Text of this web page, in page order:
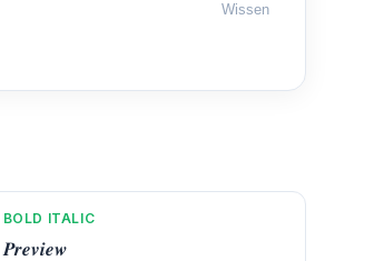
Wissen
BOLD ITALIC
𝑷𝒓𝒆𝒗𝒊𝒆𝒘